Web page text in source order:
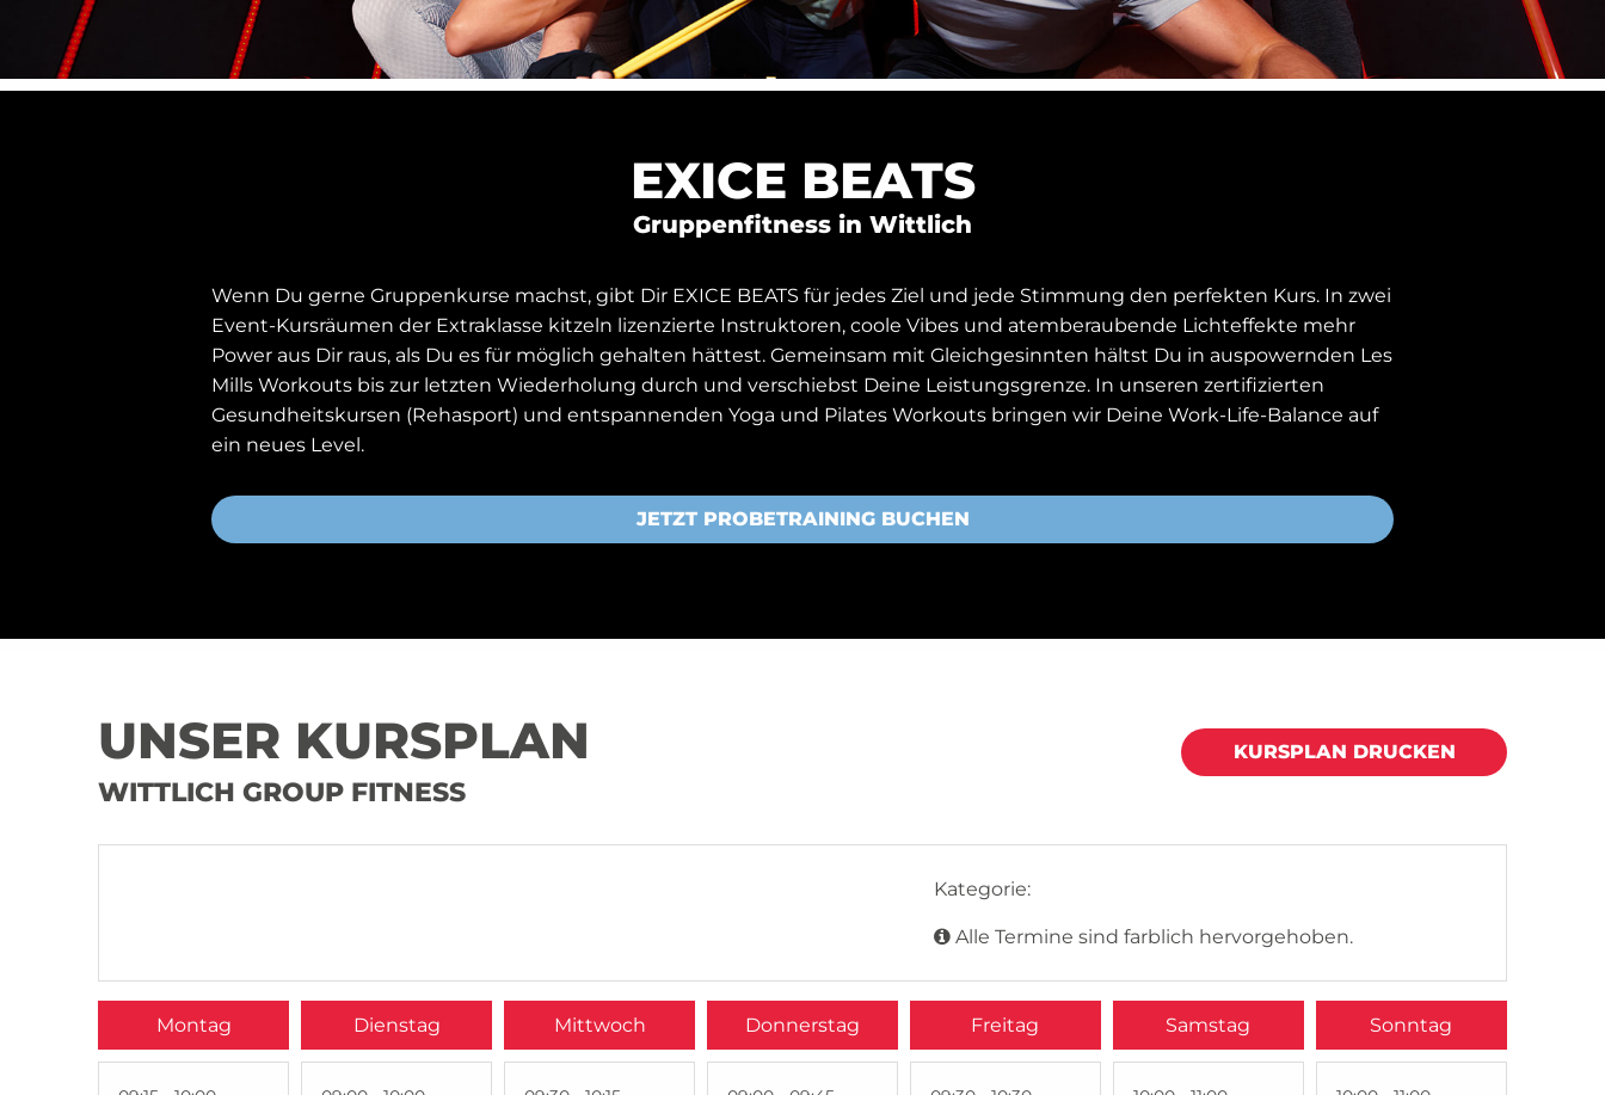
EXICE BEATS
Gruppenfitness in Wittlich
Wenn Du gerne Gruppenkurse machst, gibt Dir EXICE BEATS für jedes Ziel und jede Stimmung den perfekten Kurs. In zwei
Event-Kursräumen der Extraklasse kitzeln lizenzierte Instruktoren, coole Vibes und atemberaubende Lichteffekte mehr
Power aus Dir raus, als Du es für möglich gehalten hättest. Gemeinsam mit Gleichgesinnten hältst Du in auspowernden Les
Mills Workouts bis zur letzten Wiederholung durch und verschiebst Deine Leistungsgrenze. In unseren zertifizierten
Gesundheitskursen (Rehasport) und entspannenden Yoga und Pilates Workouts bringen wir Deine Work-Life-Balance auf
ein neues Level.
JETZT PROBETRAINING BUCHEN
UNSER KURSPLAN
WITTLICH GROUP FITNESS
KURSPLAN DRUCKEN
Kategorie:
Alle Termine sind farblich hervorgehoben.
Montag Dienstag Mittwoch Donnerstag Freitag Samstag Sonntag